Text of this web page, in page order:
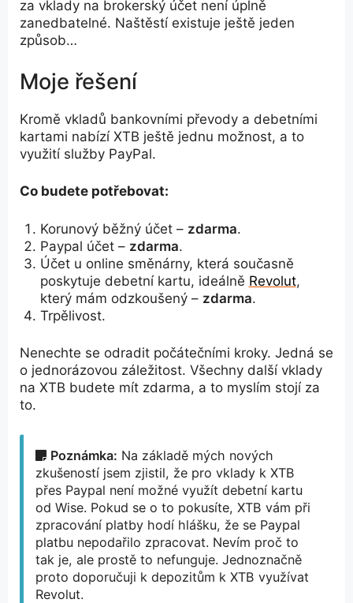
za vklady na brokerský účet není úplně
zanedbatelné. Naštěstí existuje ještě jeden
způsob…
Moje řešení
Kromě vkladů bankovními převody a debetními
kartami nabízí XTB ještě jednu možnost, a to
využití služby PayPal.
Co budete potřebovat:
Korunový běžný účet – zdarma.
Paypal účet – zdarma.
Účet u online směnárny, která současně
poskytuje debetní kartu, ideálně Revolut,
který mám odzkoušený – zdarma.
Trpělivost.
Nenechte se odradit počátečními kroky. Jedná se
o jednorázovou záležitost. Všechny další vklady
na XTB budete mít zdarma, a to myslím stojí za
to.
Poznámka: Na základě mých nových
zkušeností jsem zjistil, že pro vklady k XTB
přes Paypal není možné využít debetní kartu
od Wise. Pokud se o to pokusíte, XTB vám při
zpracování platby hodí hlášku, že se Paypal
platbu nepodařilo zpracovat. Nevím proč to
tak je, ale prostě to nefunguje. Jednoznačně
proto doporučuji k depozitům k XTB využívat
Revolut.